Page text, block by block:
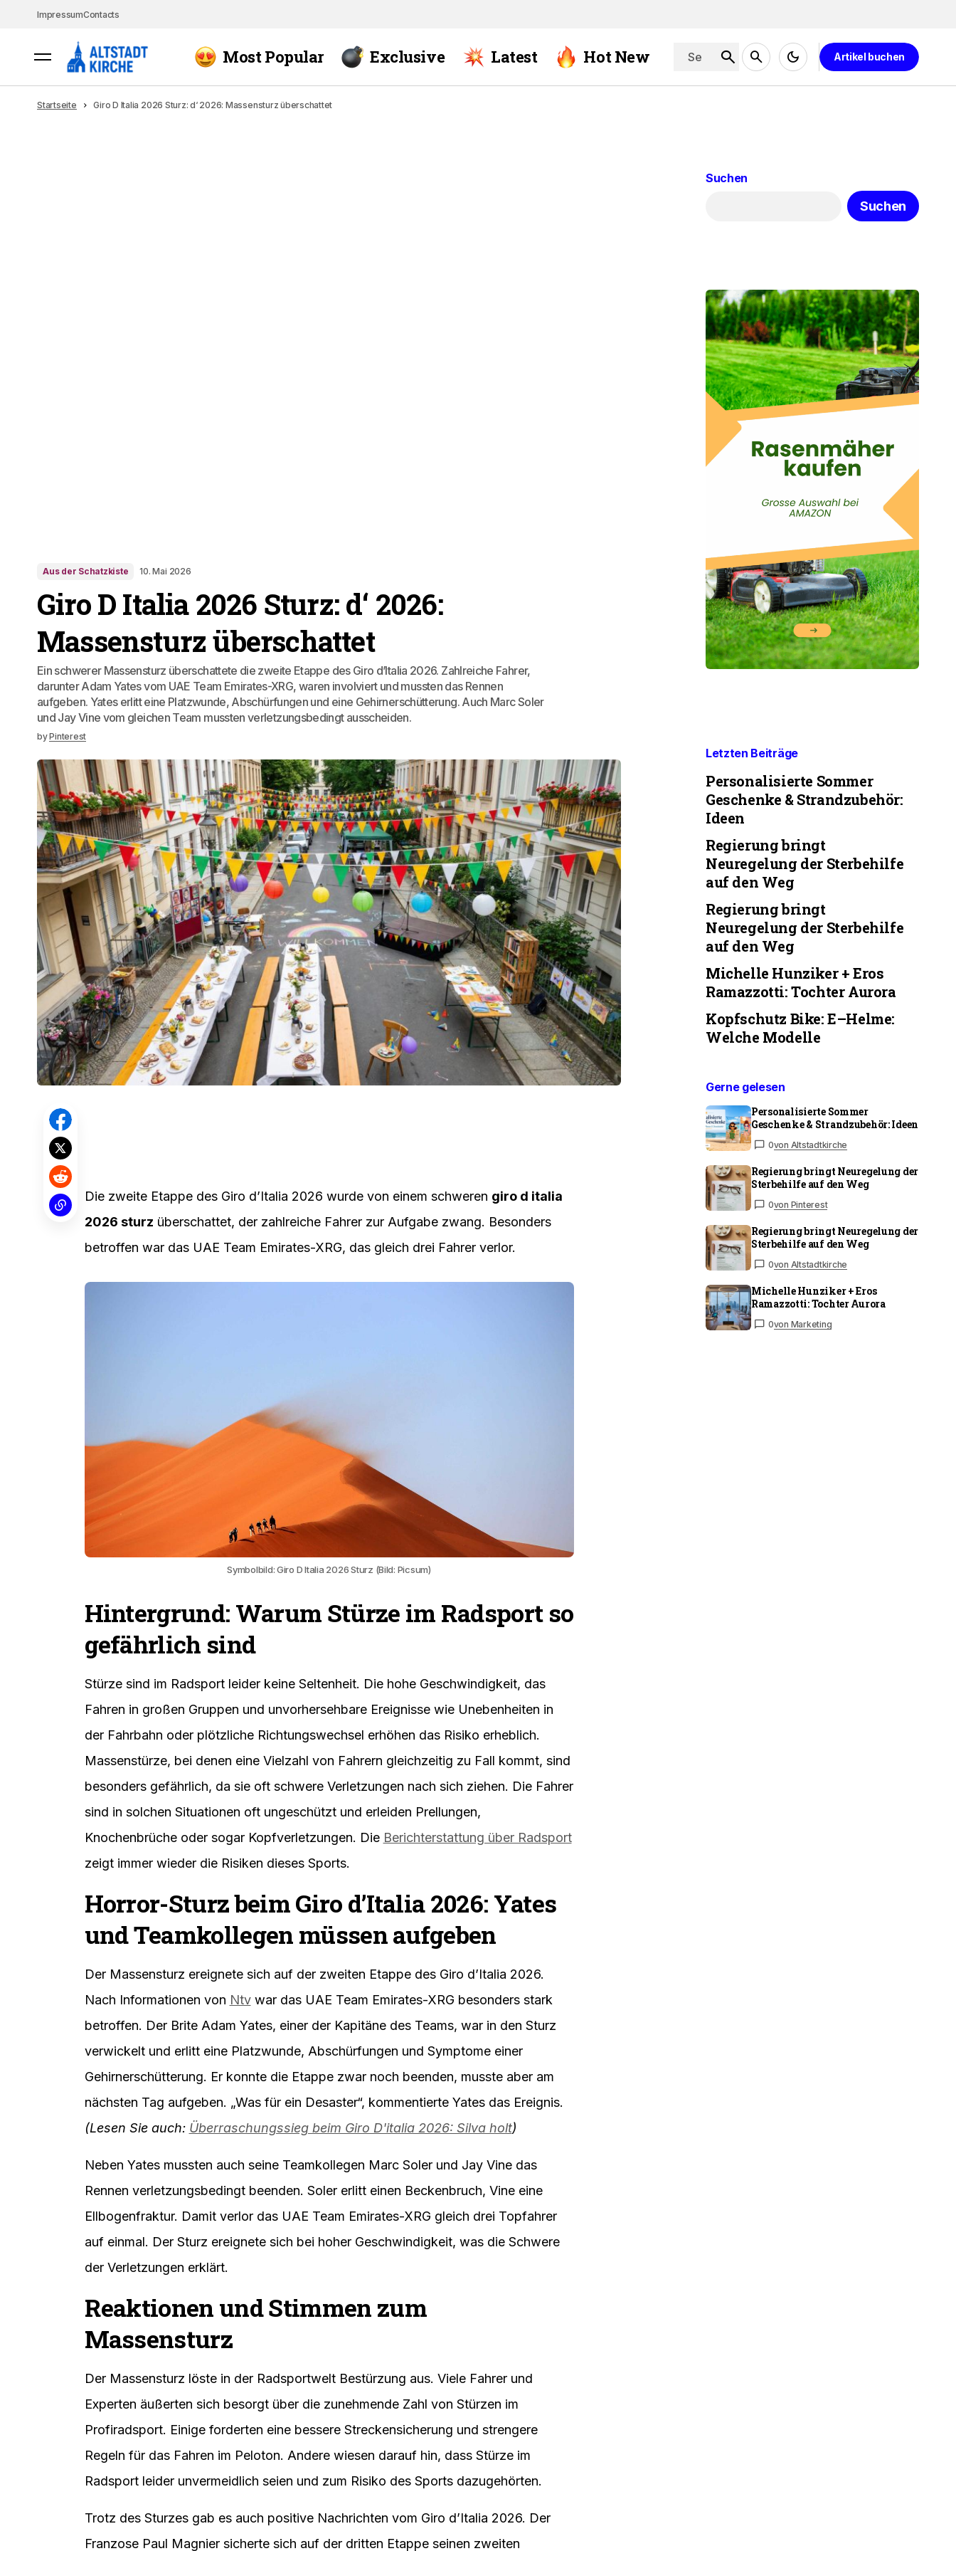
ImpressumContacts
Most Popular Exclusive Latest Hot New Artikel buchen
Startseite Giro D Italia 2026 Sturz: d‘ 2026: Massensturz überschattet
Aus der Schatzkiste 10. Mai 2026
Giro D Italia 2026 Sturz: d‘ 2026:
Massensturz überschattet
Ein schwerer Massensturz überschattete die zweite Etappe des Giro d’Italia 2026. Zahlreiche Fahrer,
darunter Adam Yates vom UAE Team Emirates-XRG, waren involviert und mussten das Rennen
aufgeben. Yates erlitt eine Platzwunde, Abschürfungen und eine Gehirnerschütterung. Auch Marc Soler
und Jay Vine vom gleichen Team mussten verletzungsbedingt ausscheiden.
byPinterest
Die zweite Etappe des Giro d’Italia 2026 wurde von einem schweren giro d italia
2026 sturz überschattet, der zahlreiche Fahrer zur Aufgabe zwang. Besonders
betroffen war das UAE Team Emirates-XRG, das gleich drei Fahrer verlor.
Symbolbild: Giro D Italia 2026 Sturz (Bild: Picsum)
Hintergrund: Warum Stürze im Radsport so
gefährlich sind
Stürze sind im Radsport leider keine Seltenheit. Die hohe Geschwindigkeit, das
Fahren in großen Gruppen und unvorhersehbare Ereignisse wie Unebenheiten in
der Fahrbahn oder plötzliche Richtungswechsel erhöhen das Risiko erheblich.
Massenstürze, bei denen eine Vielzahl von Fahrern gleichzeitig zu Fall kommt, sind
besonders gefährlich, da sie oft schwere Verletzungen nach sich ziehen. Die Fahrer
sind in solchen Situationen oft ungeschützt und erleiden Prellungen,
Knochenbrüche oder sogar Kopfverletzungen. Die Berichterstattung über Radsport
zeigt immer wieder die Risiken dieses Sports.
Horror-Sturz beim Giro d’Italia 2026: Yates
und Teamkollegen müssen aufgeben
Der Massensturz ereignete sich auf der zweiten Etappe des Giro d’Italia 2026.
Nach Informationen von Ntvwar das UAE Team Emirates-XRG besonders stark
betroffen. Der Brite Adam Yates, einer der Kapitäne des Teams, war in den Sturz
verwickelt und erlitt eine Platzwunde, Abschürfungen und Symptome einer
Gehirnerschütterung. Er konnte die Etappe zwar noch beenden, musste aber am
nächsten Tag aufgeben. „Was für ein Desaster“, kommentierte Yates das Ereignis.
(Lesen Sie auch: Überraschungssieg beim Giro D'italia 2026: Silva holt)
Neben Yates mussten auch seine Teamkollegen Marc Soler und Jay Vine das
Rennen verletzungsbedingt beenden. Soler erlitt einen Beckenbruch, Vine eine
Ellbogenfraktur. Damit verlor das UAE Team Emirates-XRG gleich drei Topfahrer
auf einmal. Der Sturz ereignete sich bei hoher Geschwindigkeit, was die Schwere
der Verletzungen erklärt.
Reaktionen und Stimmen zum
Massensturz
Der Massensturz löste in der Radsportwelt Bestürzung aus. Viele Fahrer und
Experten äußerten sich besorgt über die zunehmende Zahl von Stürzen im
Profiradsport. Einige forderten eine bessere Streckensicherung und strengere
Regeln für das Fahren im Peloton. Andere wiesen darauf hin, dass Stürze im
Radsport leider unvermeidlich seien und zum Risiko des Sports dazugehörten.
Trotz des Sturzes gab es auch positive Nachrichten vom Giro d’Italia 2026. Der
Franzose Paul Magnier sicherte sich auf der dritten Etappe seinen zweiten
Suchen
Suchen
Letzten Beiträge
Personalisierte Sommer
Geschenke & Strandzubehör:
Ideen
Regierung bringt
Neuregelung der Sterbehilfe
auf den Weg
Regierung bringt
Neuregelung der Sterbehilfe
auf den Weg
Michelle Hunziker + Eros
Ramazzotti: Tochter Aurora
Kopfschutz Bike: E–Helme:
Welche Modelle
Gerne gelesen
Personalisierte Sommer
Geschenke & Strandzubehör: Ideen
0von Altstadtkirche
Regierung bringt Neuregelung der
Sterbehilfe auf den Weg
0von Pinterest
Regierung bringt Neuregelung der
Sterbehilfe auf den Weg
0von Altstadtkirche
Michelle Hunziker + Eros
Ramazzotti: Tochter Aurora
0von Marketing